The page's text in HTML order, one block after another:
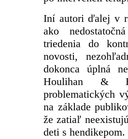
Iní autori ďalej v
ako
triedenia do
novosti,
dokonca úplná
Houlihan &
problematických
na základe
že zatiaľ
deti s hendikepom.